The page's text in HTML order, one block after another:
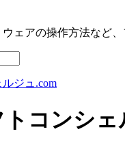
ェアの操作方法など、
ジュ.com
コンシ